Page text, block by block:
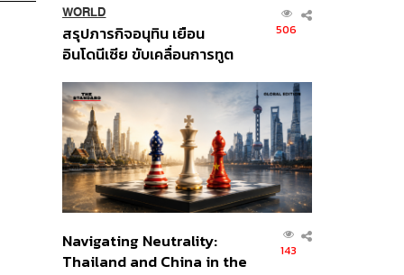
WORLD
สรุปภารกิจอนุทิน เยือน
อินโดนีเซีย ขับเคลื่อนการทูต
ส่วนยุทธศาสตร์ไทย –
อินโดนีเซีย
506
Navigating Neutrality:
Thailand and China in the
143